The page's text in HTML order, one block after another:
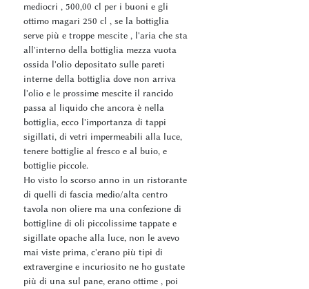
mediocri , 500,00 cl per i buoni e gli
ottimo magari 250 cl , se la bottiglia
serve più e troppe mescite , l'aria che sta
all'interno della bottiglia mezza vuota
ossida l'olio depositato sulle pareti
interne della bottiglia dove non arriva
l'olio e le prossime mescite il rancido
passa al liquido che ancora è nella
bottiglia, ecco l'importanza di tappi
sigillati, di vetri impermeabili alla luce,
tenere bottiglie al fresco e al buio, e
bottiglie piccole.
Ho visto lo scorso anno in un ristorante
di quelli di fascia medio/alta centro
tavola non oliere ma una confezione di
bottigline di oli piccolissime tappate e
sigillate opache alla luce, non le avevo
mai viste prima, c'erano più tipi di
extravergine e incuriosito ne ho gustate
più di una sul pane, erano ottime , poi